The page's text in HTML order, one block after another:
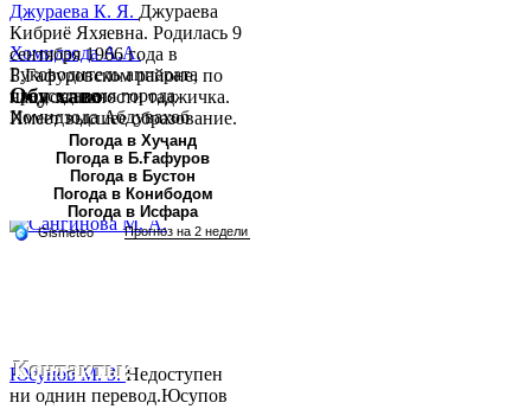
Хомидзода А.А.
Руководитель аппарата
председателя города
Хомидзода Абдувахоб
Абдумаджид родился 8
июня 1978 года в городе
Худжанде. По
национальности...
Джураева К. Я. Джураева
Кибриё Яхяевна. Родилась 9
сентября 1966 года в
Б.Гафуровском районе, по
национальности таджичка.
Имеет высшее образование.
В 1997 ...
Юсупов М. З.Недоступен
ни однин перевод.Юсупов
Обу хаво
Погода в Хуҷанд
Погода в Б.Ғафуров
Погода в Бустон
Погода в Конибодом
Погода в Исфара
Контакты: